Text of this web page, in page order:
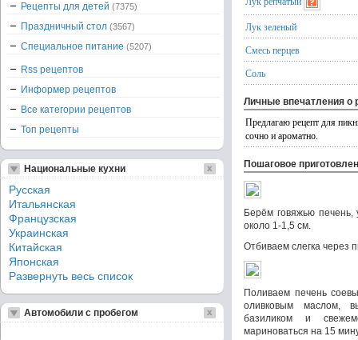
Лук зеленый
Смесь перцев
Соль
Личные впечатления о
Предлагаю рецепт для
сочно и ароматно.
Пошаговое
Берём говяжью
около 1-1,5 см.
Отбиваем слегка через
Поливаем печень
оливковым маслом,
базиликом и
мариноваться на 15
Рецепты для детей (7375)
Праздничный стол (3567)
Специальное питание (5207)
Rss рецептов
Информер рецептов
Все категории рецептов
Топ рецепты
Национальные кухни
Русская
Итальянская
Французская
Украинская
Китайская
Японская
Развернуть весь список
Автомобили с пробегом